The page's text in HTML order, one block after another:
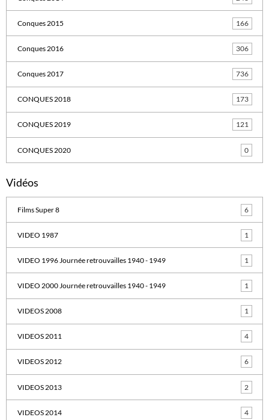
Conques 2015 166
Conques 2016 306
Conques 2017 736
CONQUES 2018 173
CONQUES 2019 121
CONQUES 2020 0
Vidéos
Films Super 8 6
VIDEO 1987 1
VIDEO 1996 Journée retrouvailles 1940 - 1949 1
VIDEO 2000 Journée retrouvailles 1940 - 1949 1
VIDEOS 2008 1
VIDEOS 2011 4
VIDEOS 2012 6
VIDEOS 2013 2
VIDEOS 2014 4